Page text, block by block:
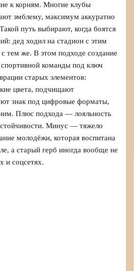
к корням. Многие клубы
эмблему, максимум аккуратно
путь выбирают, когда боятся
дед ходил на стадион с этим
тем же. В этом подходе создание
команды под ключ
старых элементов:
цвета, подчищают
знак под цифровые форматы,
Плюс подхода — лояльность
Минус — тяжело
молодёжи, которая воспитана
а старый герб иногда вообще не
и соцсетях.